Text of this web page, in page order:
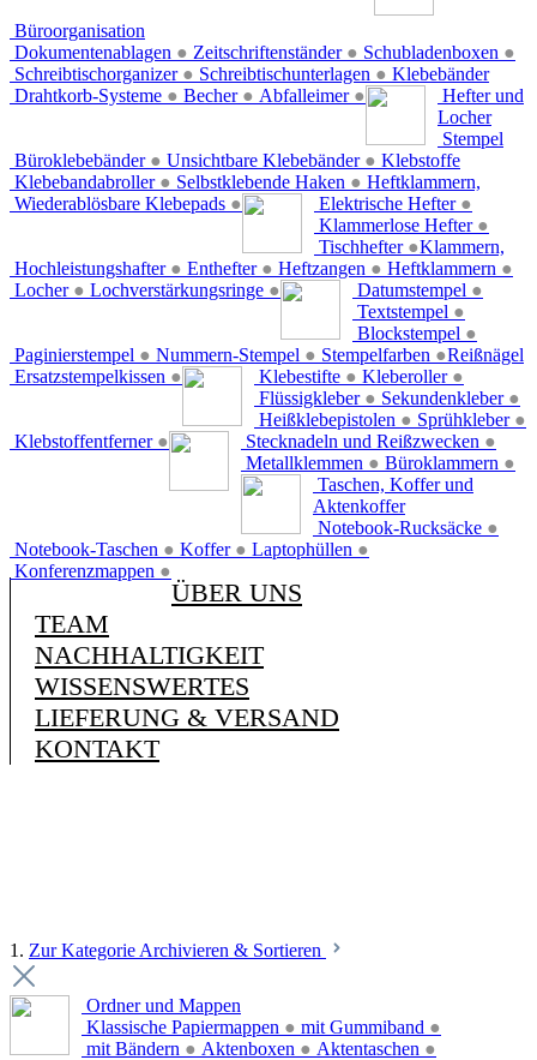
Büroorganisation
Dokumentenablagen ● Zeitschriftenständer ● Schubladenboxen ●
Schreibtischorganizer ● Schreibtischunterlagen ●
Drahtkorb-Systeme ● Becher ● Abfalleimer ●
Klebebänder
Büroklebebänder ● Unsichtbare Klebebänder ●
Klebebandabroller ● Selbstklebende Haken ●
Wiederablösbare Klebepads ●
Hefter und
Locher
Elektrische Hefter ●
Klammerlose Hefter ●
Tischhefter ●
Hochleistungshafter ● Enthefter ● Heftzangen ● Heftklammern ●
Locher ● Lochverstärkungsringe ●
Stempel
Datumstempel ●
Textstempel ●
Blockstempel ●
Paginierstempel ● Nummern-Stempel ● Stempelfarben ●
Ersatzstempelkissen ●
Klebstoffe
Klebestifte ● Kleberoller ●
Flüssigkleber ● Sekundenkleber ●
Heißklebepistolen ● Sprühkleber ●
Klebstoffentferner ●
Heftklammern,
Klammern,
Reißnägel
Stecknadeln und Reißzwecken ●
Metallklemmen ● Büroklammern ●
Taschen, Koffer und
Aktenkoffer
Notebook-Rucksäcke ●
Notebook-Taschen ● Koffer ● Laptophüllen ●
Konferenzmappen ●
ÜBER UNS
TEAM
NACHHALTIGKEIT
WISSENSWERTES
LIEFERUNG & VERSAND
KONTAKT
1. Zur Kategorie Archivieren & Sortieren
Ordner und Mappen
Klassische Papiermappen ● mit Gummiband ●
mit Bändern ● Aktenboxen ● Aktentaschen ●